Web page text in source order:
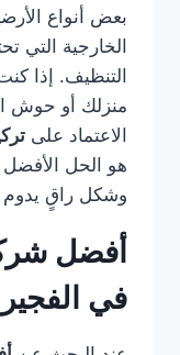
بعض أنواع
الخارجية التي
التنظيف. إذا
منزلك أو حوش
الاعتماد على
هو الحل
وشكل راقٍ يدوم
أفضل
في